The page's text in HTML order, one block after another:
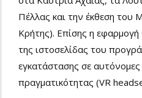
Πέλλας και την έκθεση του
Κρήτης). Επίσης η εφαρμογή
της ιστοσελίδας του
εγκατάστασης σε αυτόνομες
πραγματικότητας (VR